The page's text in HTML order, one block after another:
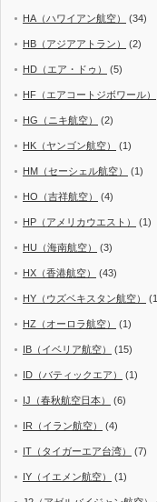
HA（ハワイアン航空） (34)
HB（アジアアトラン） (2)
HD（エア・ドゥ） (5)
HF（エアコートジボワール）
HG（ニキ航空） (2)
HK（ヤンゴン航空） (1)
HM（セーシェル航空） (1)
HO（吉祥航空） (4)
HP（アメリカウエスト） (1)
HU（海南航空） (3)
HX（香港航空） (43)
HY（ウズベキスタン航空）
HZ（オーロラ航空） (1)
IB（イベリア航空） (15)
ID（バティックエア） (1)
IJ（春秋航空日本） (6)
IR（イラン航空） (4)
IT（タイガーエア台湾） (7)
IY（イエメン航空） (1)